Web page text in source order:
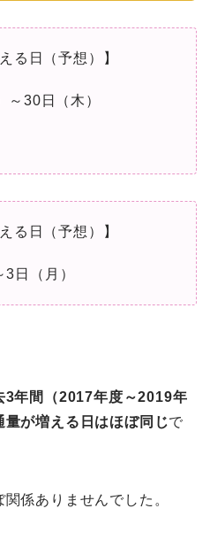
る日（予想）】
30日（木）
る日（予想）】
日（月）
3年間（2017年度～2019年
量が増える日はほぼ同じで
係ありませんでした。